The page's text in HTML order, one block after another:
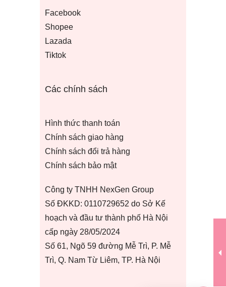
Facebook
Shopee
Lazada
Tiktok
Các chính sách
Hình thức thanh toán
Chính sách giao hàng
Chính sách đổi trả hàng
Chính sách bảo mật
Công ty TNHH NexGen Group
Số ĐKKD: 0110729652 do Sở Kế
hoạch và đầu tư thành phố Hà Nội
cấp ngày 28/05/2024
Số 61, Ngõ 59 đường Mễ Trì, P. Mễ
Trì, Q. Nam Từ Liêm, TP. Hà Nội